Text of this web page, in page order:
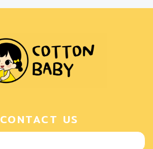
CONTACT US